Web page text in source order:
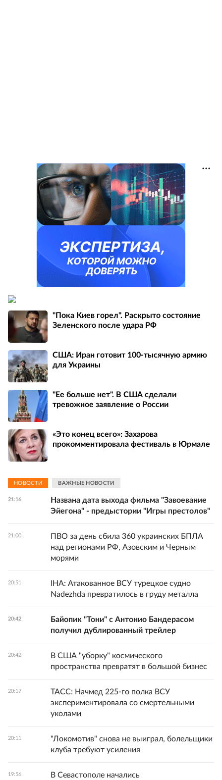
"Пока Киев горел". Раскрыто состояние
Зеленского после удара РФ
США: Иран готовит 100-тысячную армию
для Украины
"Ее больше нет". В США сделали
тревожное заявление о России
«Это конец всего»: Захарова
прокомментировала фестиваль в Юрмале
НОВОСТИ ВАЖНЫЕ НОВОСТИ
21:16
Названа дата выхода фильма "Завоевание
Эйегона" - предыстории "Игры престолов"
21:00
ПВО за день сбила 360 украинских БПЛА
над регионами РФ, Азовским и Черным
морями
20:51
IHA: Атакованное ВСУ турецкое судно
Nadezhda превратилось в груду металла
20:42
Байопик "Тони" с Антонио Бандерасом
получил дублированный трейлер
20:42
В США "уборку" космического
пространства превратят в большой бизнес
20:17
ТАСС: Начмед 225-го полка ВСУ
экспериментировала со смертельными
уколами
20:11
"Локомотив" снова не выиграл, болельщики
клуба требуют усиления
19:56
В Севастополе начались